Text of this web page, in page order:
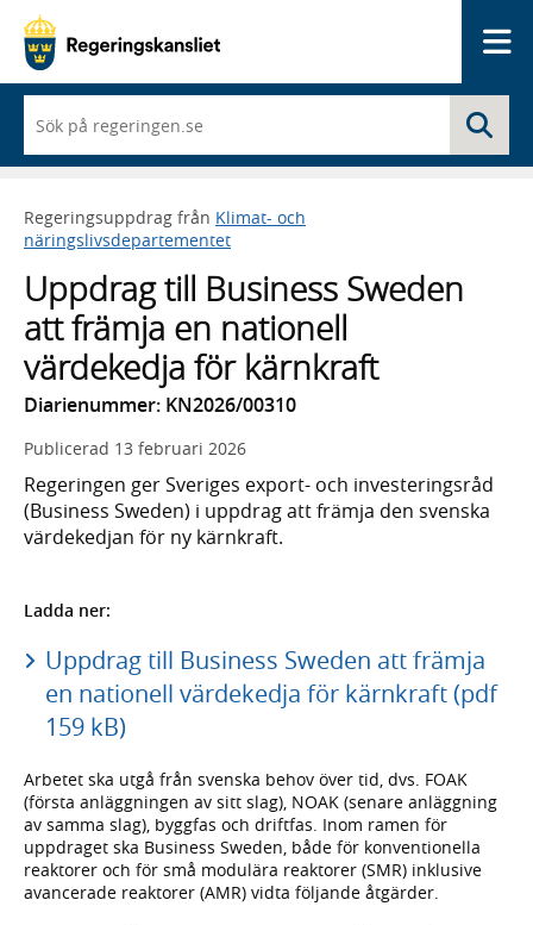
du
börjar
skriva
framträder
en
med
sökförslag
Regeringsuppdrag från Klimat- och
näringslivsdepartementet
Uppdrag till Business Sweden
att främja en nationell
värdekedja för kärnkraft
Diarienummer: KN2026/00310
Publicerad 13 februari 2026
Regeringen ger Sveriges export- och investeringsråd
(Business Sweden) i uppdrag att främja den svenska
värdekedjan för ny kärnkraft.
Ladda ner:
Uppdrag till Business Sweden att främja
en nationell värdekedja för kärnkraft (pdf
159 kB)
Arbetet ska utgå från svenska behov över tid, dvs. FOAK
(första anläggningen av sitt slag), NOAK (senare anläggning
av samma slag), byggfas och driftfas. Inom ramen för
uppdraget ska Business Sweden, både för konventionella
reaktorer och för små modulära reaktorer (SMR) inklusive
avancerade reaktorer (AMR) vidta följande åtgärder.